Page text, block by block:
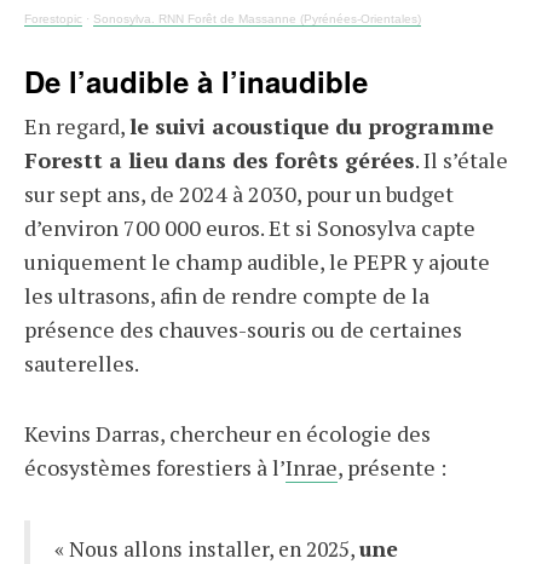
Forestopic · Sonosylva. RNN Forêt de Massanne (Pyrénées-Orientales)
De l’audible à l’inaudible
En regard,le suivi acoustique du programme
Forestt a lieu dans des forêts gérées. Il s’étale
sur sept ans, de 2024 à 2030, pour un budget
d’environ 700 000 euros. Et si Sonosylva capte
uniquement le champ audible, le PEPR y ajoute
les ultrasons, afin de rendre compte de la
présence des chauves-souris ou de certaines
sauterelles.
Kevins Darras, chercheur en écologie des
écosystèmes forestiers à l’Inrae, présente :
« Nous allons installer, en 2025,une